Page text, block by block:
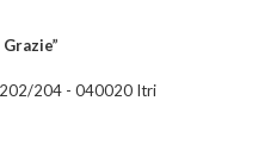
202/204 - 040020 Itri